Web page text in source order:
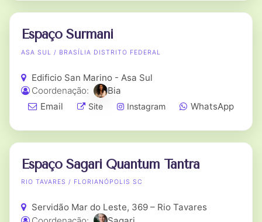
Espaço Surmani
ASA SUL / BRASÍLIA DISTRITO FEDERAL
Edificio San Marino - Asa Sul
Coordenação:
Bia
Email
Site Instagram WhatsApp
Espaço Sagari Quantum Tantra
RIO TAVARES / FLORIANÓPOLIS SC
Servidão Mar do Leste, 369 – Rio Tavares